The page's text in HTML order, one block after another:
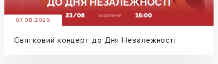
07.08.2026
Святковий концерт до Дня Незалежності